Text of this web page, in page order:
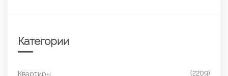
Категории
Квартиры (2209)